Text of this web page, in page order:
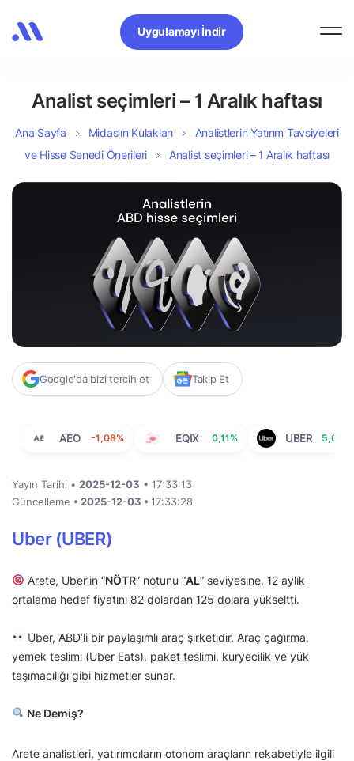
Uygulamayı İndir
Analist seçimleri – 1 Aralık haftası
Ana Sayfa Midas’ın Kulakları
Analistlerin Yatırım Tavsiyeleri
ve Hisse Senedi Önerileri
Analist seçimleri – 1 Aralık haftası
Google'da bizi tercih et Takip Et
AEO -1,08% EQIX 0,11% UBER 5,04%
Yayın Tarihi • 2025-12-03 • 17:33:13
Güncelleme • 2025-12-03 • 17:33:28
Uber (UBER)
Arete, Uber’in “NÖTR” notunu “AL” seviyesine, 12 aylık
ortalama hedef fiyatını 82 dolardan 125 dolara yükseltti.
Uber, ABD’li bir paylaşımlı araç şirketidir. Araç çağırma,
yemek teslimi (Uber Eats), paket teslimi, kuryecilik ve yük
taşımacılığı gibi hizmetler sunar.
Ne Demiş?
Arete analistleri, yatırımcıların otonom araçların rekabetiyle ilgili